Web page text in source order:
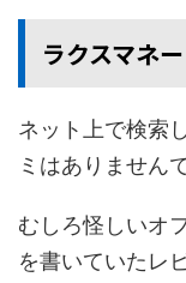
ラクスマネ
ネット上で検索
ミはありません
むしろ怪しいオ
を書いていたレ